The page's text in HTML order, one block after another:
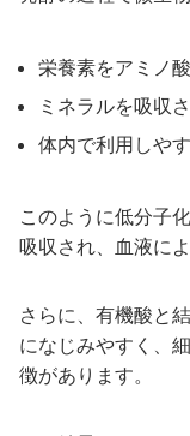
栄養素をアミノ
ミネラルを吸収
体内で利用しや
このように低分子
吸収され、血液に
さらに、有機酸と
になじみやすく、
徴があります。